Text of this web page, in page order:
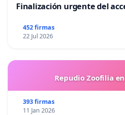
Finalización urgente del
452 firmas
22 Jul 2026
Repudio Zoofilia
393 firmas
11 Jan 2026